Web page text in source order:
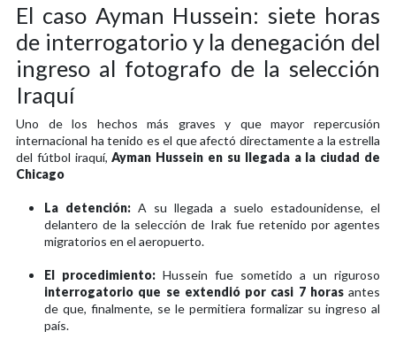
El caso Ayman Hussein: siete horas
de interrogatorio y la denegación del
ingreso al fotografo de la selección
Iraquí
Uno de los hechos más graves y que mayor repercusión
internacional ha tenido es el que afectó directamente a la estrella
del fútbol iraquí,Ayman Hussein en su llegada a la ciudad de
Chicago
La detención: A su llegada a suelo estadounidense, el
delantero de la selección de Irak fue retenido por agentes
migratorios en el aeropuerto.
El procedimiento: Hussein fue sometido a un riguroso
interrogatorio que se extendió por casi 7 horasantes
de que, finalmente, se le permitiera formalizar su ingreso al
país.